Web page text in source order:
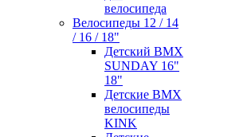
велосипеда
Велосипеды 12 / 14
/ 16 / 18"
Детский BMX
SUNDAY 16"
18"
Детские BMX
велосипеды
KINK